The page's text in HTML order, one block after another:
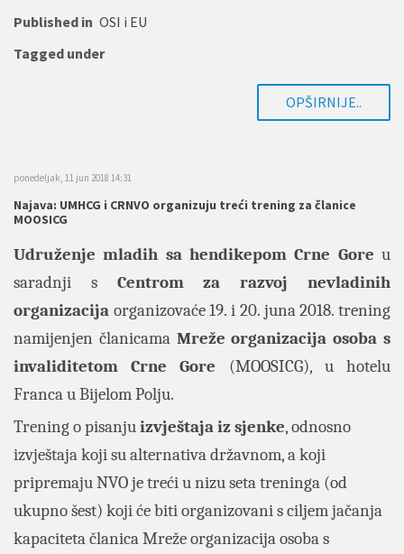
Published in OSI i EU
Tagged under
OPŠIRNIJE..
ponedeljak, 11 jun 2018 14:31
Najava: UMHCG i CRNVO organizuju treći trening za članice
MOOSICG
Udruženje mladih sa hendikepom Crne Gore u
saradnji s Centrom za razvoj nevladinih
organizacija organizovaće 19. i 20. juna 2018. trening
namijenjen članicama Mreže organizacija osoba s
invaliditetom Crne Gore (MOOSICG), u hotelu
Franca u Bijelom Polju.
Trening o pisanjuizvještaja iz sjenke, odnosno
izvještaja koji su alternativa državnom, a koji
pripremaju NVO je treći u nizu seta treninga (od
ukupno šest) koji će biti organizovani s ciljem jačanja
kapaciteta članica Mreže organizacija osoba s